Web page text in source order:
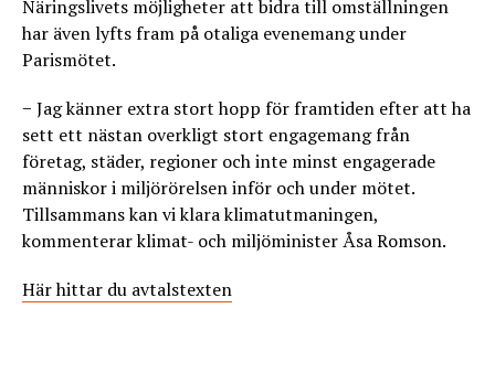
Näringslivets möjligheter att bidra till omställningen
har även lyfts fram på otaliga evenemang under
Parismötet.
− Jag känner extra stort hopp för framtiden efter att ha
sett ett nästan overkligt stort engagemang från
företag, städer, regioner och inte minst engagerade
människor i miljörörelsen inför och under mötet.
Tillsammans kan vi klara klimatutmaningen,
kommenterar klimat- och miljöminister Åsa Romson.
Här hittar du avtalstexten